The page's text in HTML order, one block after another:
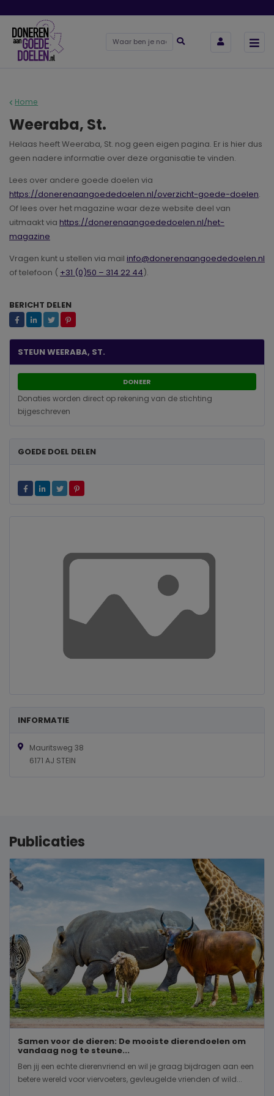
Home
Weeraba, St.
Helaas heeft Weeraba, St. nog geen eigen pagina. Er is hier dus
geen nadere informatie over deze organisatie te vinden.
Lees over andere goede doelen via
https://donerenaangoededoelen.nl/overzicht-goede-doelen.
Of lees over het magazine waar deze website deel van
uitmaakt via https://donerenaangoededoelen.nl/het-
magazine
Vragen kunt u stellen via mail info@donerenaangoededoelen.nl
of telefoon ( +31 (0)50 – 314 22 44).
BERICHT DELEN
STEUN WEERABA, ST.
DONEER
Donaties worden direct op rekening van de stichting
bijgeschreven
GOEDE DOEL DELEN
INFORMATIE
Mauritsweg 38
6171 AJ STEIN
Publicaties
Samen voor de dieren: De mooiste dierendoelen om
vandaag nog te steune...
Ben jij een echte dierenvriend en wil je graag bijdragen aan een
betere wereld voor viervoeters, gevleugelde vrienden of wild...